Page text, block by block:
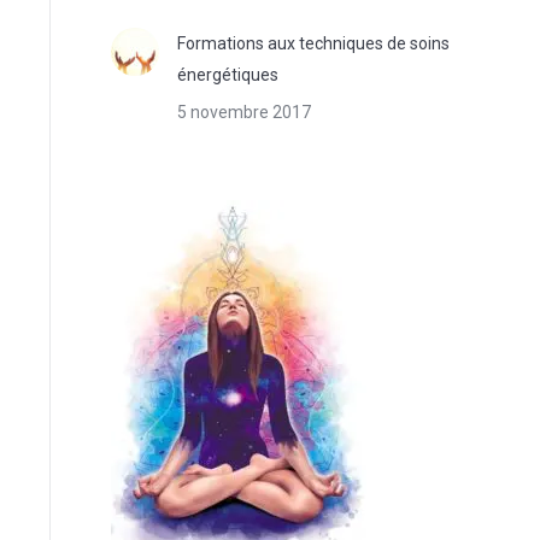
Formations aux techniques de soins
énergétiques
5 novembre 2017